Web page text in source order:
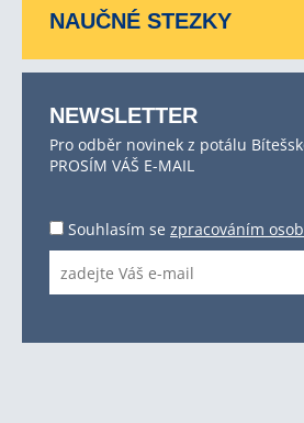
NAUČNÉ STEZKY
NEWSLETTER
Pro odběr novinek z potálu
PROSÍM VÁŠ E-MAIL
Souhlasím se zpracováním